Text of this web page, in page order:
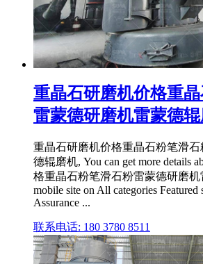
重晶石研磨机价格重
雷蒙德研磨机雷蒙德辊
重晶石研磨机价格重晶石粉笔滑
德辊磨机, You can get more details
格重晶石粉笔滑石粉雷蒙德研磨
mobile site on All categories Featured
Assurance ...
联系电话: 180 3780 8511